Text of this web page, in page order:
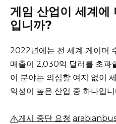
게임 산업이 세계에
입니까?
2022년에는 전 세계 게이머
매출이 2,030억 달러를 초과
이 분야는 의심할 여지 없이
익성이 높은 산업 중 하나입니
게시 중단 요청